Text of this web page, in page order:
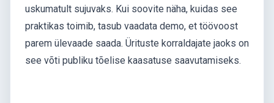
uskumatult sujuvaks. Kui soovite näha, kuidas see
praktikas toimib, tasub vaadata demo, et töövoost
parem ülevaade saada. Ürituste korraldajate jaoks on
see võti publiku tõelise kaasatuse saavutamiseks.